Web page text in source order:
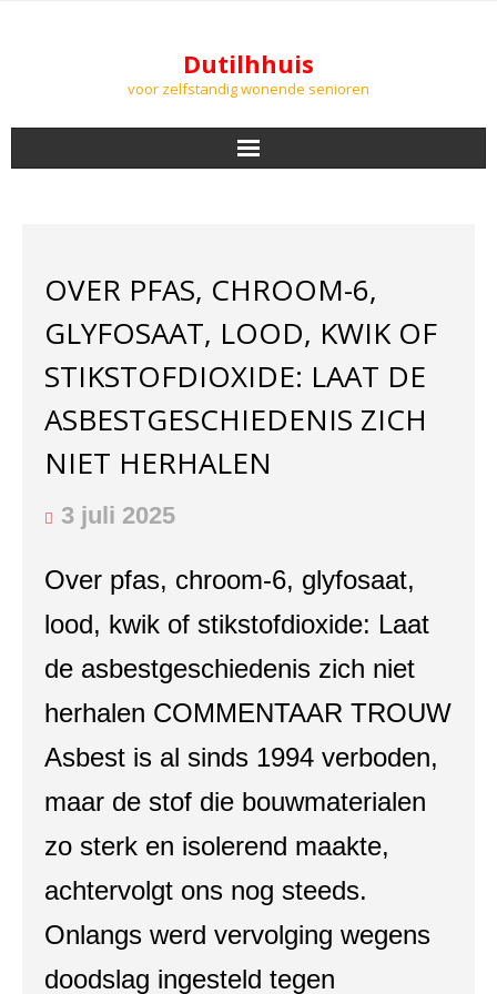
Dutilhhuis
voor zelfstandig wonende senioren
DOWNLOADS
PODCASTS
AGENDA
LUCHTKWALITEIT
OVER PFAS, CHROOM-6,
GLYFOSAAT, LOOD, KWIK OF
STIKSTOFDIOXIDE: LAAT DE
ASBESTGESCHIEDENIS ZICH
NIET HERHALEN
3 juli 2025
Over pfas, chroom-6, glyfosaat,
lood, kwik of stikstofdioxide: Laat
de asbestgeschiedenis zich niet
herhalen COMMENTAAR TROUW
Asbest is al sinds 1994 verboden,
maar de stof die bouwmaterialen
zo sterk en isolerend maakte,
achtervolgt ons nog steeds.
Onlangs werd vervolging wegens
doodslag ingesteld tegen